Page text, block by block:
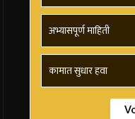
अभ्यासपूर्ण माहिती
कामात सुधार हवा